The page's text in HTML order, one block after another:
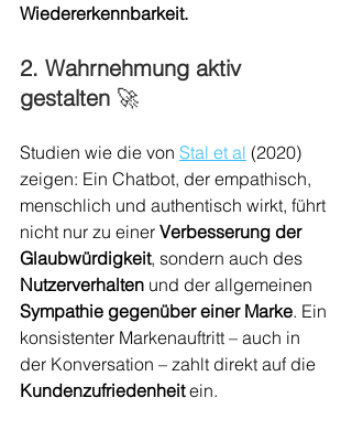
Wiedererkennbarkeit.
2. Wahrnehmung aktiv
gestalten 🚀
Studien wie die von Stal et al (2020)
zeigen: Ein Chatbot, der empathisch,
menschlich und authentisch wirkt, führt
nicht nur zu einer Verbesserung der
Glaubwürdigkeit, sondern auch des
Nutzerverhalten und der allgemeinen
Sympathie gegenüber einer Marke. Ein
konsistenter Markenauftritt – auch in
der Konversation – zahlt direkt auf die
Kundenzufriedenheit ein.